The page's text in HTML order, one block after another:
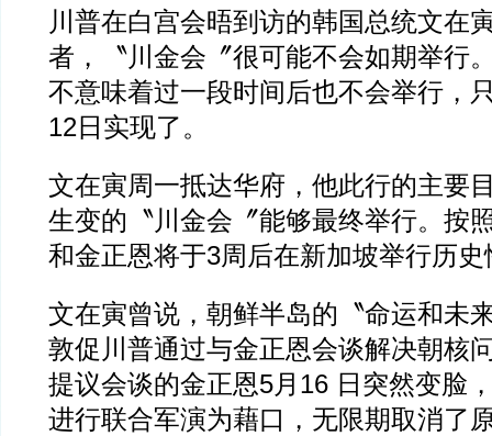
川普在白宫会晤到访的韩国总统文在
者，〝川金会〞很可能不会如期举行
不意味着过一段时间后也不会举行，
12日实现了。
文在寅周一抵达华府，他此行的主要
生变的〝川金会〞能够最终举行。按
和金正恩将于3周后在新加坡举行历史
文在寅曾说，朝鲜半岛的〝命运和未
敦促川普通过与金正恩会谈解决朝核
提议会谈的金正恩5月16 日突然变脸
进行联合军演为藉口，无限期取消了